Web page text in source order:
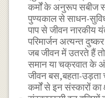
कर्मों के अनुरूप सबीज
पुण्यकाल से साधन-
पाप से जीवन नारकीय
परिमार्जन अत्यन्त
जब जीवन में उतरते हैं
समान या चक्रवात के
जीवन बस,बहता-उड़ता
कर्मों से इन संस्कारों